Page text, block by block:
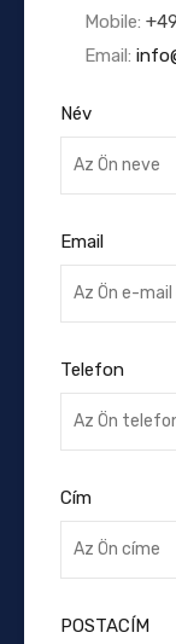
Mobile:
Email:
Név
Email
Telefon
Cím
POSTACÍM